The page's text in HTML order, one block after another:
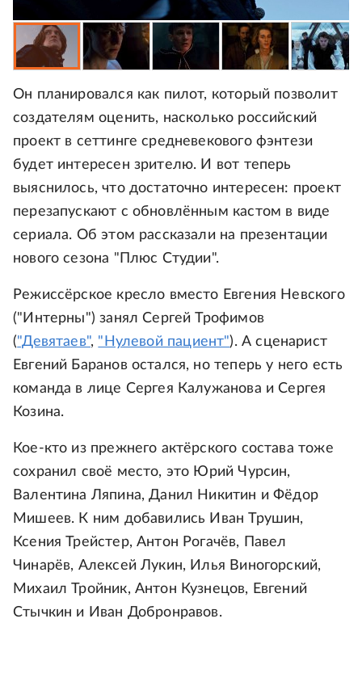
Он планировался как пилот, который позволит
создателям оценить, насколько российский
проект в сеттинге средневекового фэнтези
будет интересен зрителю. И вот теперь
выяснилось, что достаточно интересен: проект
перезапускают с обновлённым кастом в виде
сериала. Об этом рассказали на презентации
нового сезона "Плюс Студии".
Режиссёрское кресло вместо Евгения Невского
("Интерны") занял Сергей Трофимов
("Девятаев", "Нулевой пациент"). А сценарист
Евгений Баранов остался, но теперь у него есть
команда в лице Сергея Калужанова и Сергея
Козина.
Кое-кто из прежнего актёрского состава тоже
сохранил своё место, это Юрий Чурсин,
Валентина Ляпина, Данил Никитин и Фёдор
Мишеев. К ним добавились Иван Трушин,
Ксения Трейстер, Антон Рогачёв, Павел
Чинарёв, Алексей Лукин, Илья Виногорский,
Михаил Тройник, Антон Кузнецов, Евгений
Стычкин и Иван Добронравов.